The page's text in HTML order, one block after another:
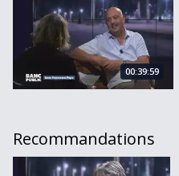
Emission du 3 mai 2026
00:39:59
Recommandations
Agriculture